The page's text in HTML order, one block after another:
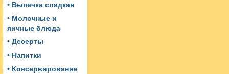
• Выпечка сладкая
• Молочные и
яичные блюда
• Десерты
• Напитки
• Консервирование